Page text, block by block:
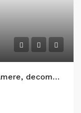
Dacia, bd. Tomis, de inchiat 2 camere, decomandat, mobilat, renovat, gaze